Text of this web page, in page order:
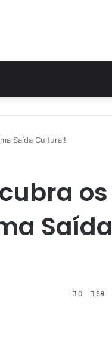
Saída Cultural!
os
Saída
0 58